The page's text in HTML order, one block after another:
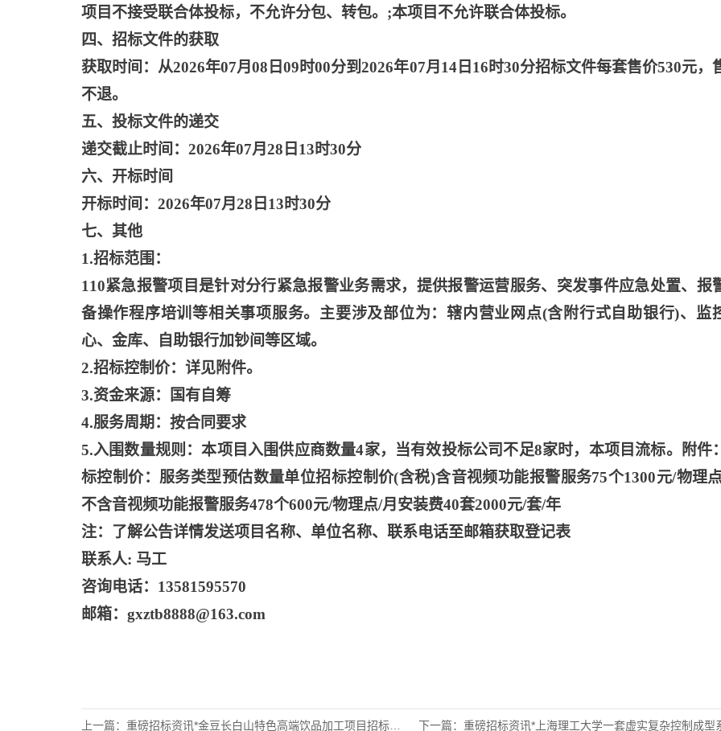
项目不接受联合体投标，不允许分包、转包。;本项目不允许联合体投标。
四、招标文件的获取
获取时间：从2026年07月08日09时00分到2026年07月14日16时30分招标文件每套售价530元，
不退。
五、投标文件的递交
递交截止时间： 2026年07月28日13时30分
六、开标时间
开标时间： 2026年07月28日13时30分
七、其他
1.招标范围：
110紧急报警项目是针对分行紧急报警业务需求，提供报警运营服务、突发事件应急处置、报
备操作程序培训等相关事项服务。主要涉及部位为：辖内营业网点(含附行式自助银行)、监
心、金库、自助银行加钞间等区域。
2.招标控制价：详见附件。
3.资金来源：国有自筹
4.服务周期：按合同要求
5.入围数量规则：本项目入围供应商数量4家，当有效投标公司不足8家时，本项目流标。附件
标控制价：服务类型预估数量单位招标控制价(含税)含音视频功能报警服务75个1300元/物理
不含音视频功能报警服务478个600元/物理点/月安装费40套2000元/套/年
注：了解公告详情发送项目名称、单位名称、联系电话至邮箱获取登记表
联系人: 马工
咨询电话： 13581595570
邮箱： gxztb8888@163.com
上一篇： 重磅招标资讯*金豆长白山特色高端饮品加工项目招标公告 下一篇：重磅招标资讯*上海理工大学一套虚实复杂控制成型系统公开招标